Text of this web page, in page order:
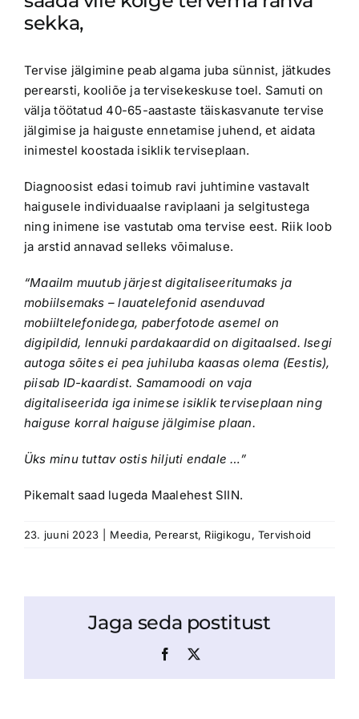
sekka,
Tervise jälgimine peab algama juba sünnist, jätkudes
perearsti, kooliõe ja tervisekeskuse toel. Samuti on
välja töötatud 40-65-aastaste täiskasvanute tervise
jälgimise ja haiguste ennetamise juhend, et aidata
inimestel koostada isiklik terviseplaan.
Diagnoosist edasi toimub ravi juhtimine vastavalt
haigusele individuaalse raviplaani ja selgitustega
ning inimene ise vastutab oma tervise eest. Riik loob
ja arstid annavad selleks võimaluse.
“Maailm muutub järjest digitaliseeritumaks ja
mobiilsemaks – lauatelefonid asenduvad
mobiiltelefonidega, paberfotode asemel on
digipildid, lennuki pardakaardid on digitaalsed. Isegi
autoga sõites ei pea juhiluba kaasas olema (Eestis),
piisab ID-kaardist. Samamoodi on vaja
digitaliseerida iga inimese isiklik terviseplaan ning
haiguse korral haiguse jälgimise plaan.
Üks minu tuttav ostis hiljuti endale …”
Pikemalt saad lugeda Maalehest SIIN.
23. juuni 2023 Meedia, Perearst, Riigikogu, Tervishoid
Jaga seda postitust
Facebook